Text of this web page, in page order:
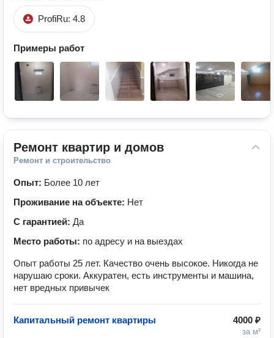
ProfiRu: 4.8
Примеры работ
Ремонт квартир и домов
Ремонт и строительство
Опыт: Более 10 лет
Проживание на объекте: Нет
С гарантией: Да
Место работы: по адресу и на выездах
Опыт работы 25 лет. Качество очень высокое. Никогда не
нарушаю сроки. Аккуратен, есть инструменты и машина,
нет вредных привычек
4000 ₽
за м²
Капитальный ремонт квартиры